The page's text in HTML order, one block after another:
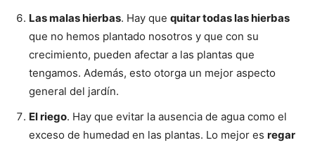
Las malas hierbas. Hay que quitar todas las hierbas
que no hemos plantado nosotros y que con su
crecimiento, pueden afectar a las plantas que
tengamos. Además, esto otorga un mejor aspecto
general del jardín.
El riego. Hay que evitar la ausencia de agua como el
exceso de humedad en las plantas. Lo mejor es regar